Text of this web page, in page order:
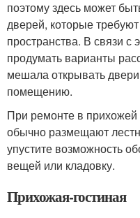
поэтому здесь может
дверей, которые
пространства. В связи
продумать варианты
мешала открывать
помещению.
При ремонте в прихожей
обычно размещают
упустите возможность
вещей или кладовку.
Прихожая-гостиная